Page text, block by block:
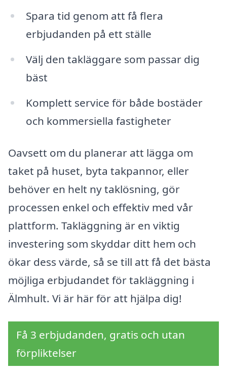
Spara tid genom att få flera
erbjudanden på ett ställe
Välj den takläggare som passar dig
bäst
Komplett service för både bostäder
och kommersiella fastigheter
Oavsett om du planerar att lägga om
taket på huset, byta takpannor, eller
behöver en helt ny taklösning, gör
processen enkel och effektiv med vår
plattform. Takläggning är en viktig
investering som skyddar ditt hem och
ökar dess värde, så se till att få det bästa
möjliga erbjudandet för takläggning i
Älmhult. Vi är här för att hjälpa dig!
Få 3 erbjudanden, gratis och utan
förpliktelser